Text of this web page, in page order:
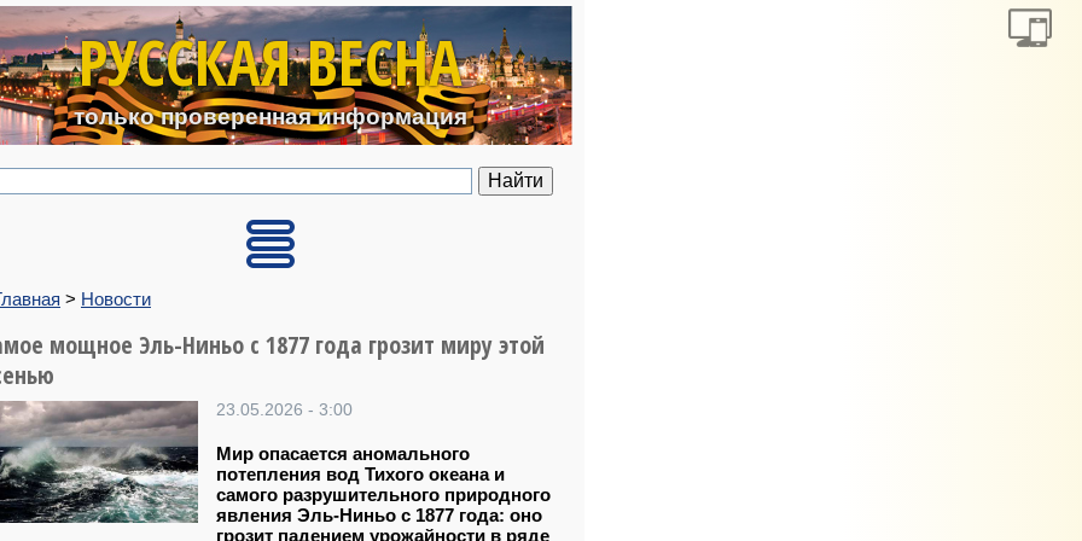
Перейти к основному содержанию
РУССКАЯ ВЕСНА
только проверенная информация
> Новости
мощное Эль-Ниньо с 1877 года грозит миру этой
23.05.2026 - 3:00
Мир опасается аномального
потепления вод Тихого океана и
самого разрушительного природного
явления Эль-Ниньо с 1877 года: оно
грозит падением урожайности в ряде